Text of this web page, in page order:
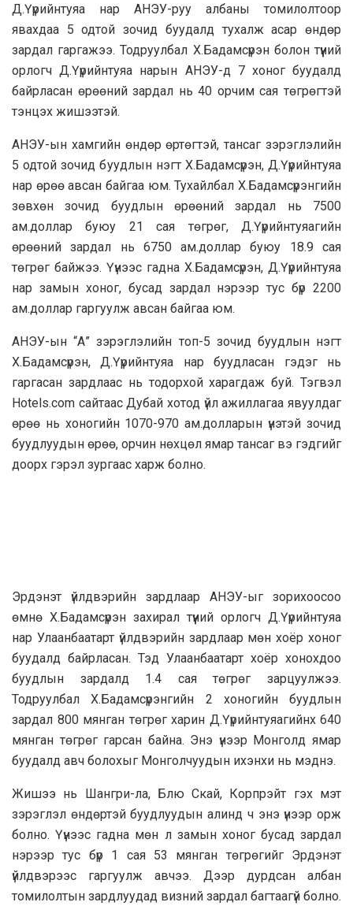
Д.Үүрийнтуяа нар АНЭУ-руу албаны томилолтоор
явахдаа 5 одтой зочид буудалд тухалж асар өндөр
зардал гаргажээ. Тодруулбал Х.Бадамсүрэн болон түүний
орлогч Д.Үүрийнтуяа нарын АНЭУ-д 7 хоног буудалд
байрласан өрөөний зардал нь 40 орчим сая төгрөгтэй
тэнцэх жишээтэй.
АНЭУ-ын хамгийн өндөр өртөгтэй, тансаг зэрэглэлийн
5 одтой зочид буудлын нэгт Х.Бадамсүрэн, Д.Үүрийнтуяа
нар өрөө авсан байгаа юм. Тухайлбал Х.Бадамсүрэнгийн
зөвхөн зочид буудлын өрөөний зардал нь 7500
ам.доллар буюу 21 сая төгрөг, Д.Үүрийнтуяагийн
өрөөний зардал нь 6750 ам.доллар буюу 18.9 сая
төгрөг байжээ. Үүнээс гадна Х.Бадамсүрэн, Д.Үүрийнтуяа
нар замын хоног, бусад зардал нэрээр тус бүр 2200
ам.доллар гаргуулж авсан байгаа юм.
АНЭУ-ын “А” зэрэглэлийн топ-5 зочид буудлын нэгт
Х.Бадамсүрэн, Д.Үүрийнтуяа нар буудласан гэдэг нь
гаргасан зардлаас нь тодорхой харагдаж буй. Тэгвэл
Hotels.com сайтаас Дубай хотод үйл ажиллагаа явуулдаг
өрөө нь хоногийн 1070-970 ам.долларын үнэтэй зочид
буудлуудын өрөө, орчин нөхцөл ямар тансаг вэ гэдгийг
доорх гэрэл зургаас харж болно.
Эрдэнэт үйлдвэрийн зардлаар АНЭУ-ыг зорихоосоо
өмнө Х.Бадамсүрэн захирал түүний орлогч Д.Үүрийнтуяа
нар Улаанбаатарт үйлдвэрийн зардлаар мөн хоёр хоног
буудалд байрласан. Тэд Улаанбаатарт хоёр хонохдоо
буудлын зардалд 1.4 сая төгрөг зарцуулжээ.
Тодруулбал Х.Бадамсүрэнгийн 2 хоногийн буудлын
зардал 800 мянган төгрөг харин Д.Үүрийнтуяагийнх 640
мянган төгрөг гарсан байна. Энэ үнээр Монголд ямар
буудалд авч болохыг Монголчуудын ихэнхи нь мэднэ.
Жишээ нь Шангри-ла, Блю Скай, Корпрэйт гэх мэт
зэрэглэл өндөртэй буудлуудын алинд ч энэ үнээр орж
болно. Үүнээс гадна мөн л замын хоног бусад зардал
нэрээр тус бүр 1 сая 53 мянган төгрөгийг Эрдэнэт
үйлдвэрээс гаргуулж авчээ. Дээр дурдсан албан
томилолтын зардлуудад визний зардал багтаагүй болно.